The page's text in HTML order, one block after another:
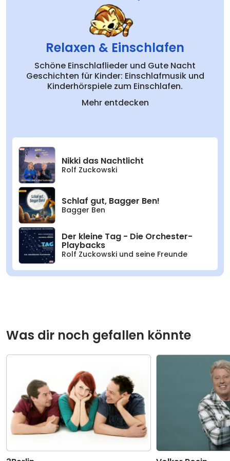
Dein Traum ist wahr
Weißt du, wieviel Sternlein stehen
Relaxen & Einschlafen
Schöne Einschlaflieder und Gute Nacht
Geschichten für Kinder: Einschlafmusik und
Kinderhörspiele zum Einschlafen.
Mehr entdecken
Nikki das Nachtlicht
Rolf Zuckowski
Schlaf gut, Bagger Ben!
Bagger Ben
Der kleine Tag - Die Orchester-
Playbacks
Rolf Zuckowski und seine Freunde
Was dir noch gefallen könnte